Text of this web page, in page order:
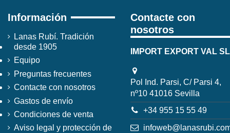
Información
Lanas Rubí. Tradición
desde 1905
Equipo
Preguntas frecuentes
Contacte con nosotros
Gastos de envío
Condiciones de venta
Aviso legal y protección de
Contacte con
nosotros
IMPORT EXPORT VAL SL
Pol Ind. Parsi, C/ Parsi 4,
nº10 41016 Sevilla
+34 955 15 55 49